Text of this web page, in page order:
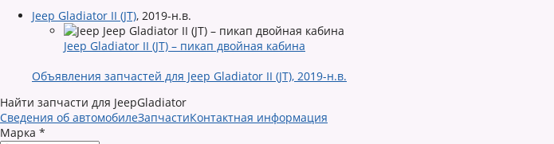
Jeep Gladiator II (JT), 2019-н.в.
Jeep Gladiator II (JT) – пикап двойная кабина
Объявления запчастей для Jeep Gladiator II (JT), 2019-н.в.
Найти запчасти для JeepGladiator
Сведения об автомобилеЗапчастиКонтактная информация
Марка *